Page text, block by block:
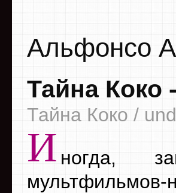
Альфонсо
Тайна Коко
Тайна Коко /
И ногда,